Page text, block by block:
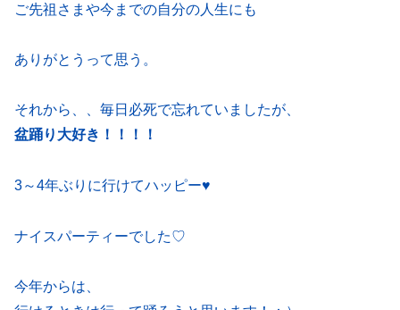
ご先祖さまや今までの自分の人生にも
ありがとうって思う。
それから、、毎日必死で忘れていましたが、
盆踊り大好き！！！！
3～4年ぶりに行けてハッピー♥
ナイスパーティーでした♡
今年からは、